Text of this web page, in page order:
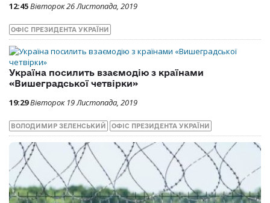
12:45Вівторок 26 Листопада, 2019
ОФІС ПРЕЗИДЕНТА УКРАЇНИ
Україна посилить взаємодію з країнами
«Вишеградської четвірки»
19:29Вівторок 19 Листопада, 2019
ВОЛОДИМИР ЗЕЛЕНСЬКИЙ ОФІС ПРЕЗИДЕНТА УКРАЇНИ